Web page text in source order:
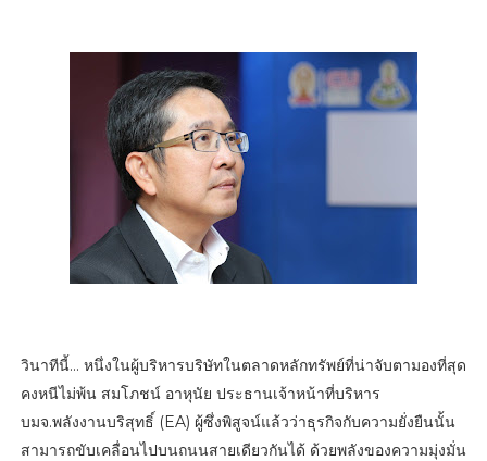
วินาทีนี้... หนึ่งในผู้บริหารบริษัทในตลาดหลักทรัพย์ที่น่าจับตามองที่สุด
คงหนีไม่พ้น สมโภชน์ อาหุนัย ประธานเจ้าหน้าที่บริหาร
บมจ.พลังงานบริสุทธิ์ (EA) ผู้ซึ่งพิสูจน์แล้วว่าธุรกิจกับความยั่งยืนนั้น
สามารถขับเคลื่อนไปบนถนนสายเดียวกันได้ ด้วยพลังของความมุ่งมั่น